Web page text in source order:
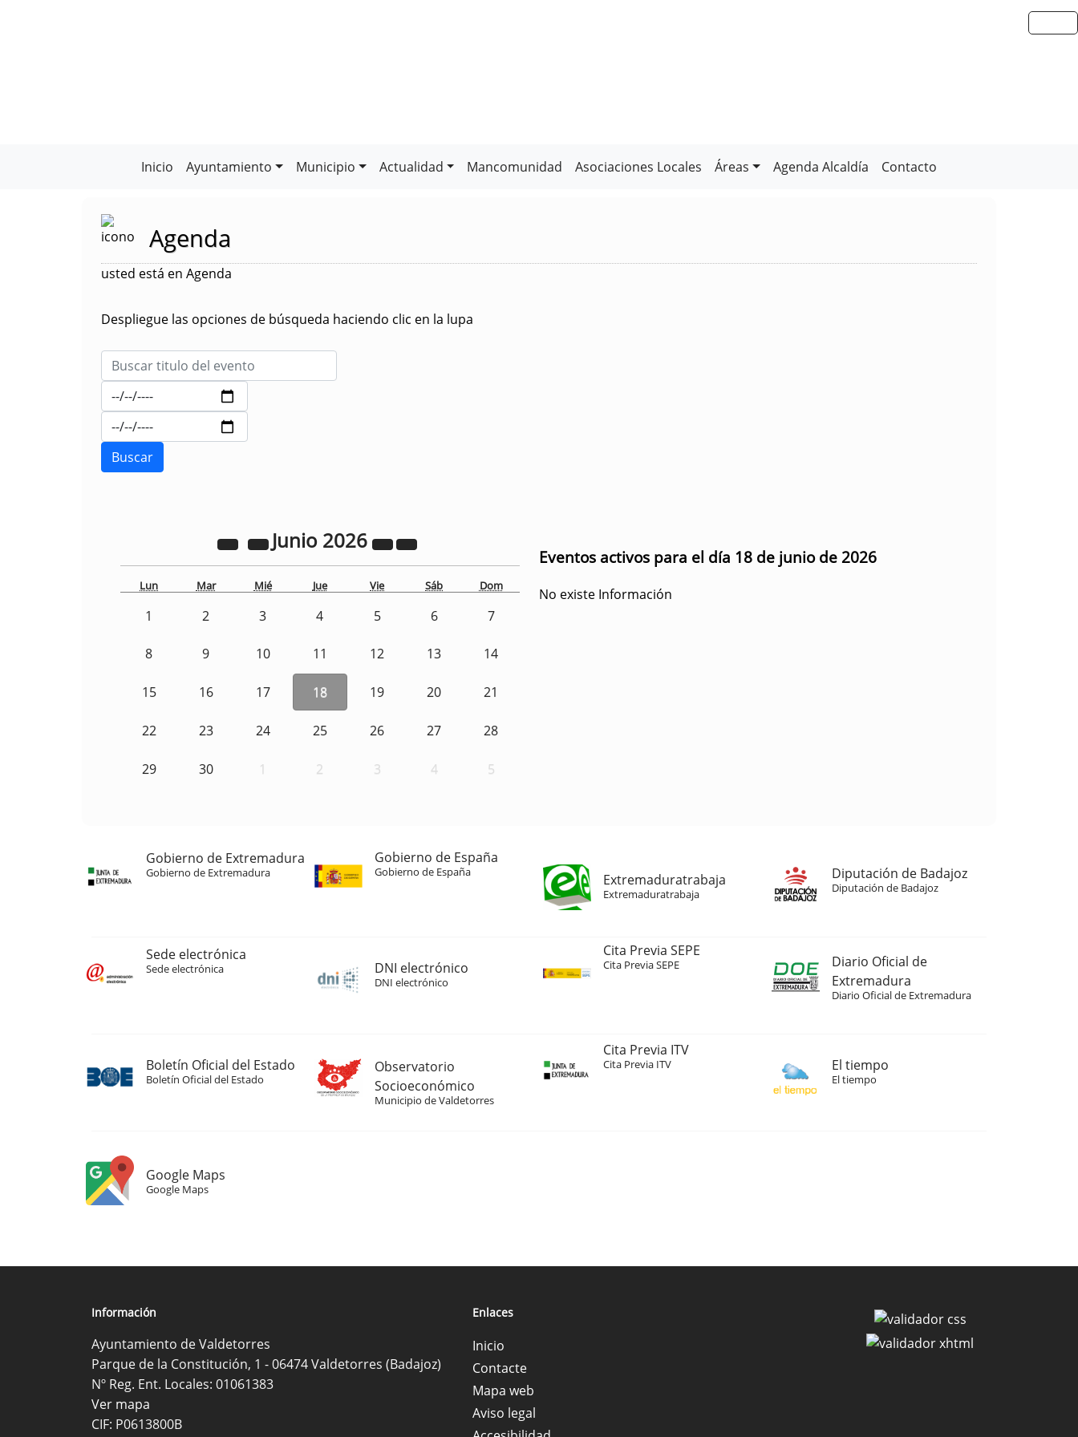
Inicio Ayuntamiento Municipio Actualidad Mancomunidad Asociaciones Locales Áreas Agenda Alcaldía Contacto
Agenda
usted está en Agenda
Despliegue las opciones de búsqueda haciendo clic en la lupa
Junio 2026
Lun Mar Mié Jue Vie Sáb Dom
1 2 3 4 5 6 7
8 9 10 11 12 13 14
15 16 17 18 19 20 21
22 23 24 25 26 27 28
29 30 1 2 3 4 5
Eventos activos para el día 18 de junio de 2026
No existe Información
Gobierno de Extremadura
Gobierno de Extremadura
Gobierno de España
Gobierno de España Extremaduratrabaja
Extremaduratrabaja
Diputación de Badajoz
Diputación de Badajoz
Sede electrónica
Sede electrónica DNI electrónico
DNI electrónico
Cita Previa SEPE
Cita Previa SEPE
Diario Oficial de
Extremadura
Diario Oficial de Extremadura
Boletín Oficial del Estado
Boletín Oficial del Estado
Observatorio
Socioeconómico
Municipio de Valdetorres
Cita Previa ITV
Cita Previa ITV El tiempo
El tiempo
Google Maps
Google Maps
Información
Ayuntamiento de Valdetorres
Parque de la Constitución, 1 - 06474 Valdetorres (Badajoz)
Nº Reg. Ent. Locales: 01061383
Ver mapa
CIF: P0613800B
Enlaces
Inicio
Contacte
Mapa web
Aviso legal